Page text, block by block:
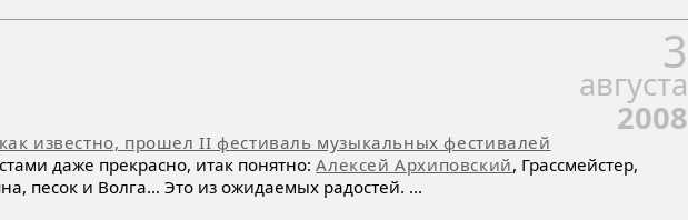
3
августа
2008
как известно, прошел II фестиваль музыкальных фестивалей
даже прекрасно, итак понятно:Алексей Архиповский, Грассмейстер,
песок и Волга… Это из ожидаемых радостей. ...